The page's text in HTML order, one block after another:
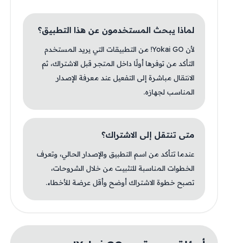
لماذا يبحث المستخدمون عن هذا التطبيق؟
لأن Yokai GO! من التطبيقات التي يريد المستخدم
التأكد من توفرها أولًا داخل المتجر قبل الاشتراك، ثم
الانتقال مباشرة إلى التفعيل عند معرفة الإصدار
المناسب لجهازه.
متى تنتقل إلى الاشتراك؟
عندما تتأكد من اسم التطبيق والإصدار الحالي، وتعرف
الخطوات المناسبة للتثبيت من خلال الشروحات،
تصبح خطوة الاشتراك أوضح وأقل عرضة للأخطاء.